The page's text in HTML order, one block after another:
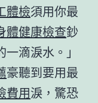
體檢須用你最
體健康檢查鈔
滴淚水。」
豪聽到要用最
費用淚，驚恐